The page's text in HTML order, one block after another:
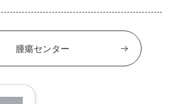
腫瘍センター